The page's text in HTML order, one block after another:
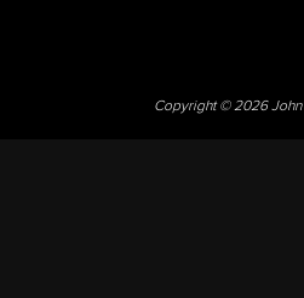
Copyright © 2026